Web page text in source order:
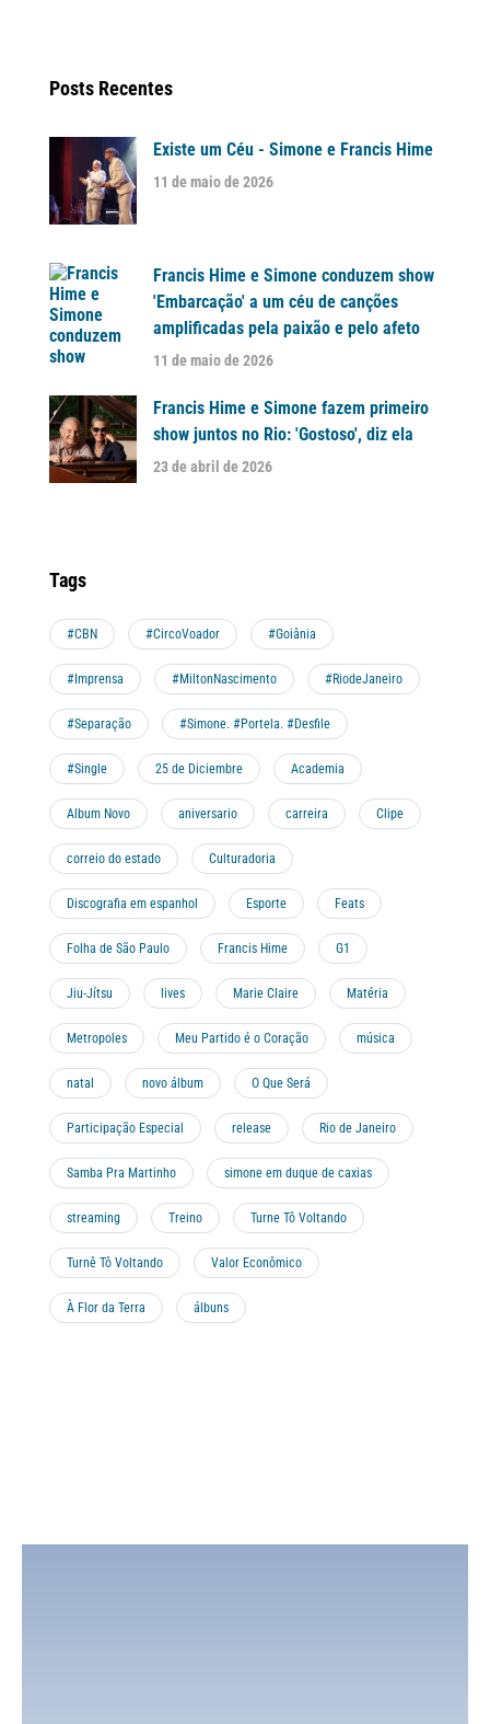
Posts Recentes
Existe um Céu - Simone e Francis Hime
11 de maio de 2026
Francis Hime e Simone conduzem show
'Embarcação' a um céu de canções
amplificadas pela paixão e pelo afeto
11 de maio de 2026
Francis Hime e Simone fazem primeiro
show juntos no Rio: 'Gostoso', diz ela
23 de abril de 2026
Tags
#CBN #CircoVoador #Goiânia
#Imprensa #MiltonNascimento #RiodeJaneiro
#Separação #Simone. #Portela. #Desfile
#Single 25 de Diciembre Academia
Album Novo aniversario carreira Clipe
correio do estado Culturadoria
Discografia em espanhol Esporte Feats
Folha de São Paulo Francis Hime G1
Jiu-Jítsu lives Marie Claire Matéria
Metropoles Meu Partido é o Coração música
natal novo álbum O Que Será
Participação Especial release Rio de Janeiro
Samba Pra Martinho simone em duque de caxias
streaming Treino Turne Tô Voltando
Turnê Tô Voltando Valor Econômico
À Flor da Terra álbuns